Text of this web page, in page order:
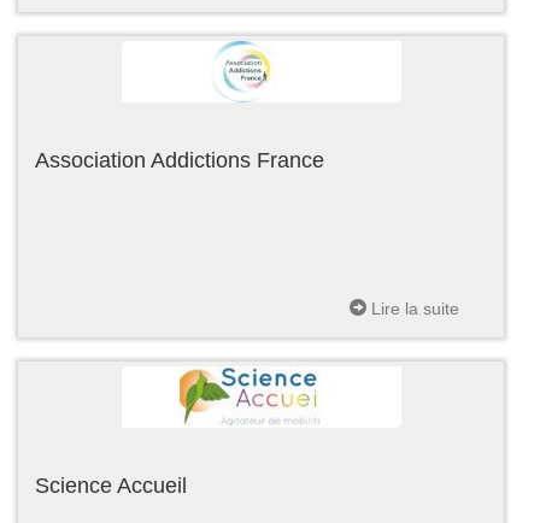
Association Addictions France
Lire la suite
Science Accueil